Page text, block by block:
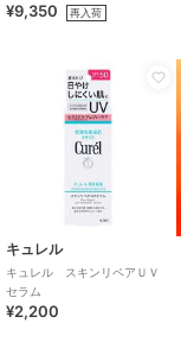
レフィル１８０Ｇ
¥9,350 再入荷
キュレル
キュレル スキンリペアＵＶ
セラム
¥2,200